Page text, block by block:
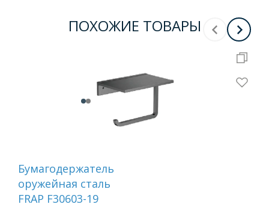
ПОХОЖИЕ ТОВАРЫ
Бумагодержатель
оружейная сталь
FRAP F30603-19